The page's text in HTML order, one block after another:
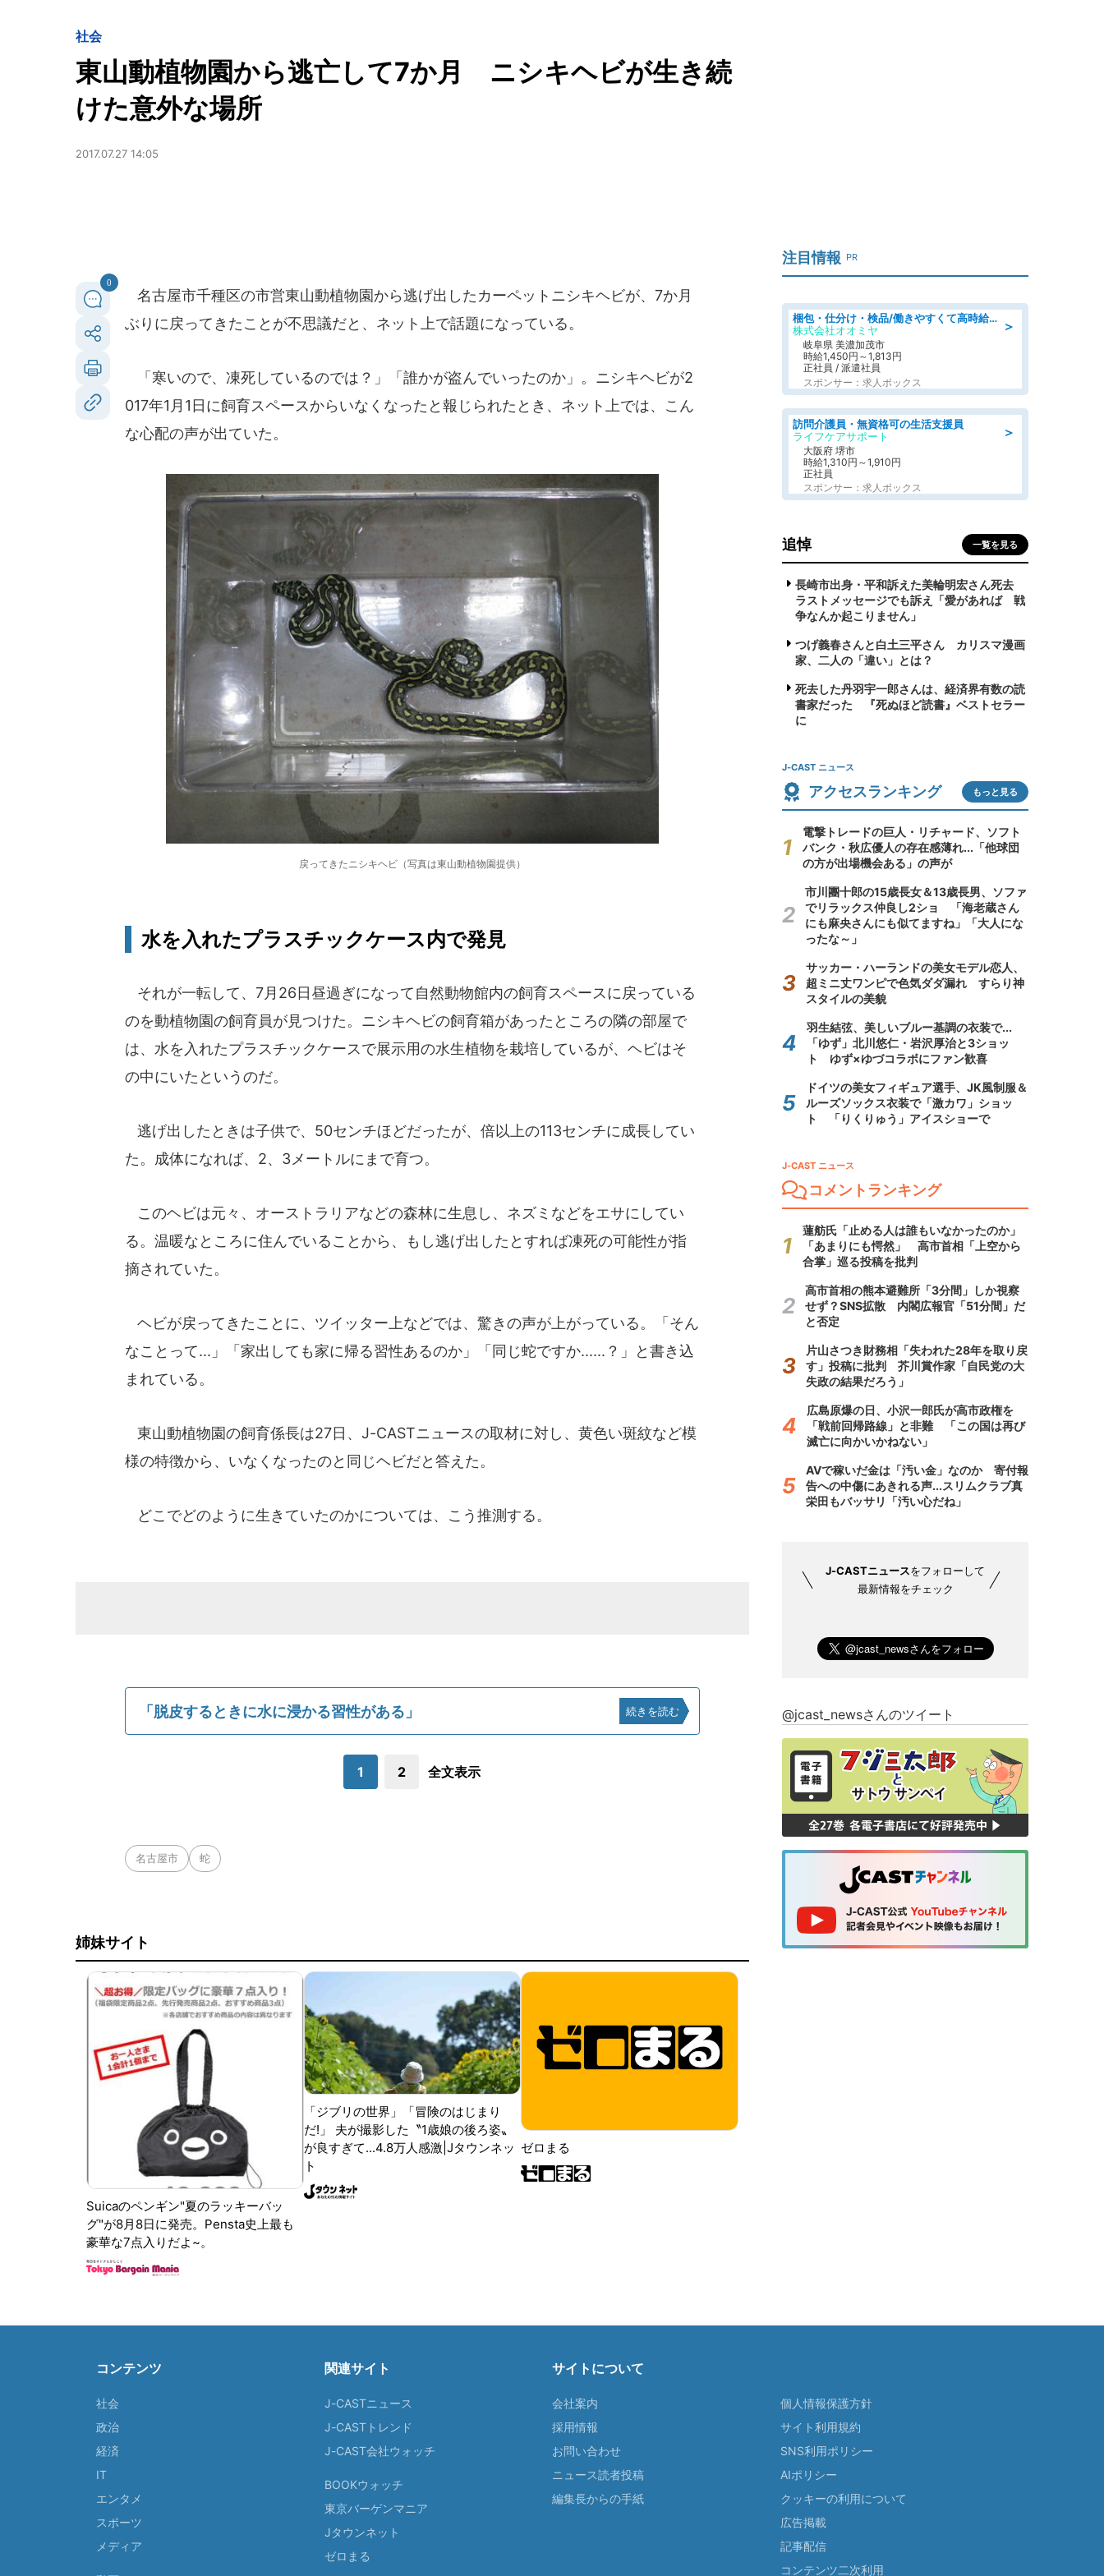
社会
東山動植物園から逃亡して7か月 ニシキヘビが生き続
けた意外な場所
2017.07.27 14:05
0
名古屋市千種区の市営東山動植物園から逃げ出したカーペットニシキヘビが、7か月
ぶりに戻ってきたことが不思議だと、ネット上で話題になっている。
「寒いので、凍死しているのでは？」「誰かが盗んでいったのか」。ニシキヘビが2
017年1月1日に飼育スペースからいなくなったと報じられたとき、ネット上では、こん
な心配の声が出ていた。
戻ってきたニシキヘビ（写真は東山動植物園提供）
水を入れたプラスチックケース内で発見
それが一転して、7月26日昼過ぎになって自然動物館内の飼育スペースに戻っている
のを動植物園の飼育員が見つけた。ニシキヘビの飼育箱があったところの隣の部屋で
は、水を入れたプラスチックケースで展示用の水生植物を栽培しているが、ヘビはそ
の中にいたというのだ。
逃げ出したときは子供で、50センチほどだったが、倍以上の113センチに成長してい
た。成体になれば、2、3メートルにまで育つ。
このヘビは元々、オーストラリアなどの森林に生息し、ネズミなどをエサにしてい
る。温暖なところに住んでいることから、もし逃げ出したとすれば凍死の可能性が指
摘されていた。
ヘビが戻ってきたことに、ツイッター上などでは、驚きの声が上がっている。「そん
なことって...」「家出しても家に帰る習性あるのか」「同じ蛇ですか......？」と書き込
まれている。
東山動植物園の飼育係長は27日、J-CASTニュースの取材に対し、黄色い斑紋など模
様の特徴から、いなくなったのと同じヘビだと答えた。
どこでどのように生きていたのかについては、こう推測する。
「脱皮するときに水に浸かる習性がある」 続きを読む
1 2 全文表示
名古屋市 蛇
姉妹サイト
Suicaのペンギン"夏のラッキーバッ
グ"が8月8日に発売。Pensta史上最も
豪華な7点入りだよ~。
「ジブリの世界」「冒険のはじまり
だ!」 夫が撮影した〝1歳娘の後ろ姿〟
が良すぎて...4.8万人感激|Jタウンネッ
ト
ゼロまる
注目情報 PR
＞
梱包・仕分け・検品/働きやすくて高時給の仕分け作業長期休暇充実/残業なし
株式会社オオミヤ
岐阜県 美濃加茂市
時給1,450円～1,813円
正社員 / 派遣社員
スポンサー：求人ボックス
＞
訪問介護員・無資格可の生活支援員
ライフケアサポート
大阪府 堺市
時給1,310円～1,910円
正社員
スポンサー：求人ボックス
追悼 一覧を見る
長崎市出身・平和訴えた美輪明宏さん死去
ラストメッセージでも訴え「愛があれば 戦
争なんか起こりません」
つげ義春さんと白土三平さん カリスマ漫画
家、二人の「違い」とは？
死去した丹羽宇一郎さんは、経済界有数の読
書家だった 『死ぬほど読書』ベストセラー
に
J-CAST ニュース
アクセスランキング もっと見る
電撃トレードの巨人・リチャード、ソフト
バンク・秋広優人の存在感薄れ...「他球団
の方が出場機会ある」の声が
市川團十郎の15歳長女＆13歳長男、ソファ
でリラックス仲良し2ショ 「海老蔵さん
にも麻央さんにも似てますね」「大人にな
ったな～」
サッカー・ハーランドの美女モデル恋人、
超ミニ丈ワンピで色気ダダ漏れ すらり神
スタイルの美貌
羽生結弦、美しいブルー基調の衣装で...
「ゆず」北川悠仁・岩沢厚治と3ショッ
ト ゆず×ゆづコラボにファン歓喜
ドイツの美女フィギュア選手、JK風制服＆
ルーズソックス衣装で「激カワ」ショッ
ト 「りくりゅう」アイスショーで
J-CAST ニュース
コメントランキング
蓮舫氏「止める人は誰もいなかったのか」
「あまりにも愕然」 高市首相「上空から
合掌」巡る投稿を批判
高市首相の熊本避難所「3分間」しか視察
せず？SNS拡散 内閣広報官「51分間」だ
と否定
片山さつき財務相「失われた28年を取り戻
す」投稿に批判 芥川賞作家「自民党の大
失政の結果だろう」
広島原爆の日、小沢一郎氏が高市政権を
「戦前回帰路線」と非難 「この国は再び
滅亡に向かいかねない」
AVで稼いだ金は「汚い金」なのか 寄付報
告への中傷にあきれる声...スリムクラブ真
栄田もバッサリ「汚い心だね」
J-CASTニュースをフォローして
最新情報をチェック
@jcast_newsさんのツイート
コンテンツ
社会
政治
経済
IT
エンタメ
スポーツ
メディア
関連サイト
J-CASTニュース
J-CASTトレンド
J-CAST会社ウォッチ
BOOKウォッチ
東京バーゲンマニア
Jタウンネット
ゼロまる
サイトについて
会社案内
採用情報
お問い合わせ
ニュース読者投稿
編集長からの手紙
個人情報保護方針
サイト利用規約
SNS利用ポリシー
AIポリシー
クッキーの利用について
広告掲載
記事配信
コンテンツ二次利用